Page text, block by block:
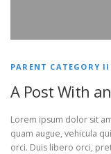
PARENT CATEGORY II
A Post With
Lorem ipsum dolor sit
quam augue, vehicula
orci. Duis libero orci,